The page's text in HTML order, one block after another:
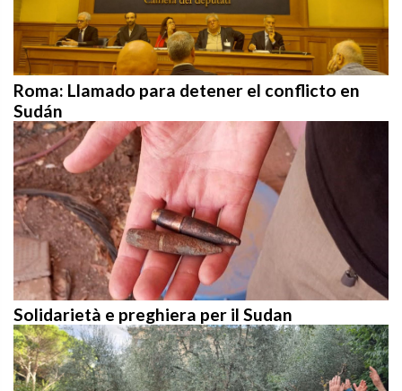
Roma: Llamado para detener el conflicto en
Sudán
Solidarietà e preghiera per il Sudan